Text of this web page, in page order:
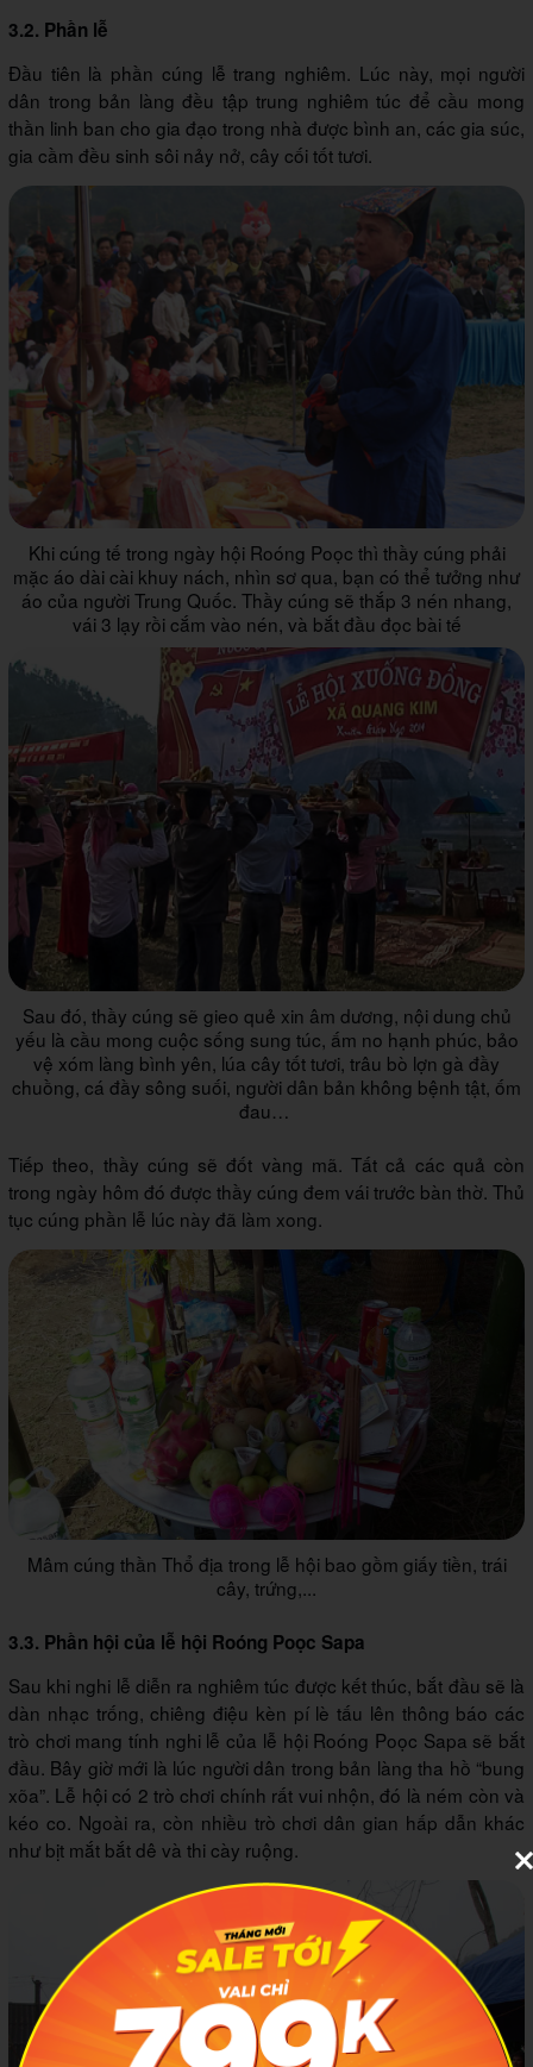
3.2. Phần lễ
Đầu tiên là phần cúng lễ trang nghiêm. Lúc này, mọi người
dân trong bản làng đều tập trung nghiêm túc để cầu mong
thần linh ban cho gia đạo trong nhà được bình an, các gia súc,
gia cầm đều sinh sôi nảy nở, cây cối tốt tươi.
Khi cúng tế trong ngày hội Roóng Poọc thì thầy cúng phải
mặc áo dài cài khuy nách, nhìn sơ qua, bạn có thể tưởng như
áo của người Trung Quốc. Thầy cúng sẽ thắp 3 nén nhang,
vái 3 lạy rồi cắm vào nén, và bắt đầu đọc bài tế
Sau đó, thầy cúng sẽ gieo quẻ xin âm dương, nội dung chủ
yếu là cầu mong cuộc sống sung túc, ấm no hạnh phúc, bảo
vệ xóm làng bình yên, lúa cây tốt tươi, trâu bò lợn gà đầy
chuồng, cá đầy sông suối, người dân bản không bệnh tật, ốm
đau…
Tiếp theo, thầy cúng sẽ đốt vàng mã. Tất cả các quả còn
trong ngày hôm đó được thầy cúng đem vái trước bàn thờ. Thủ
tục cúng phần lễ lúc này đã làm xong.
Mâm cúng thần Thổ địa trong lễ hội bao gồm giấy tiền, trái
cây, trứng,...
3.3. Phần hội của lễ hội Roóng Poọc Sapa
Sau khi nghi lễ diễn ra nghiêm túc được kết thúc, bắt đầu sẽ là
dàn nhạc trống, chiêng điệu kèn pí lè tấu lên thông báo các
trò chơi mang tính nghi lễ của lễ hội Roóng Poọc Sapa sẽ bắt
đầu. Bây giờ mới là lúc người dân trong bản làng tha hồ “bung
xõa”. Lễ hội có 2 trò chơi chính rất vui nhộn, đó là ném còn và
kéo co. Ngoài ra, còn nhiều trò chơi dân gian hấp dẫn khác
như bịt mắt bắt dê và thi cày ruộng.